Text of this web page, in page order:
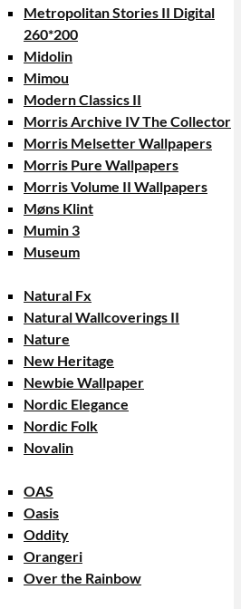
Metropolitan Stories II Digital
260*200
Midolin
Mimou
Modern Classics II
Morris Archive IV The Collector
Morris Melsetter Wallpapers
Morris Pure Wallpapers
Morris Volume II Wallpapers
Møns Klint
Mumin 3
Museum
Natural Fx
Natural Wallcoverings II
Nature
New Heritage
Newbie Wallpaper
Nordic Elegance
Nordic Folk
Novalin
OAS
Oasis
Oddity
Orangeri
Over the Rainbow